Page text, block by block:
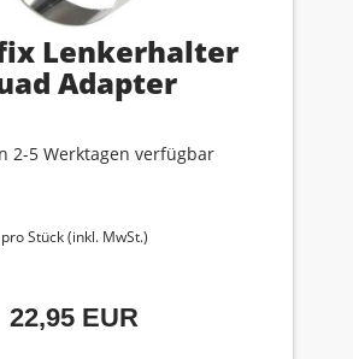
Lenkerhalter
Adapter
2-5 Werktagen verfügbar
pro Stück (inkl. MwSt.)
22,95 EUR